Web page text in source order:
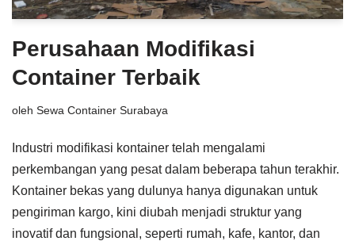
Perusahaan Modifikasi
Container Terbaik
oleh Sewa Container Surabaya
Industri modifikasi kontainer telah mengalami
perkembangan yang pesat dalam beberapa tahun terakhir.
Kontainer bekas yang dulunya hanya digunakan untuk
pengiriman kargo, kini diubah menjadi struktur yang
inovatif dan fungsional, seperti rumah, kafe, kantor, dan